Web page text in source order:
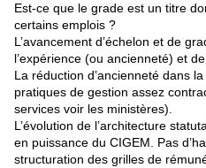
Est-ce que le grade est un titre
certains emplois ?
L’avancement d’échelon et de
l’expérience (ou ancienneté) et
La réduction d’ancienneté dans
pratiques de gestion assez
services voir les ministères).
L’évolution de l’architecture
en puissance du CIGEM. Pas
structuration des grilles de